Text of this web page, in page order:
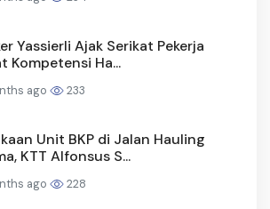
Yassierli Ajak Serikat Pekerja
Kompetensi Ha...
ago 233
Unit BKP di Jalan Hauling
KTT Alfonsus S...
ago 228